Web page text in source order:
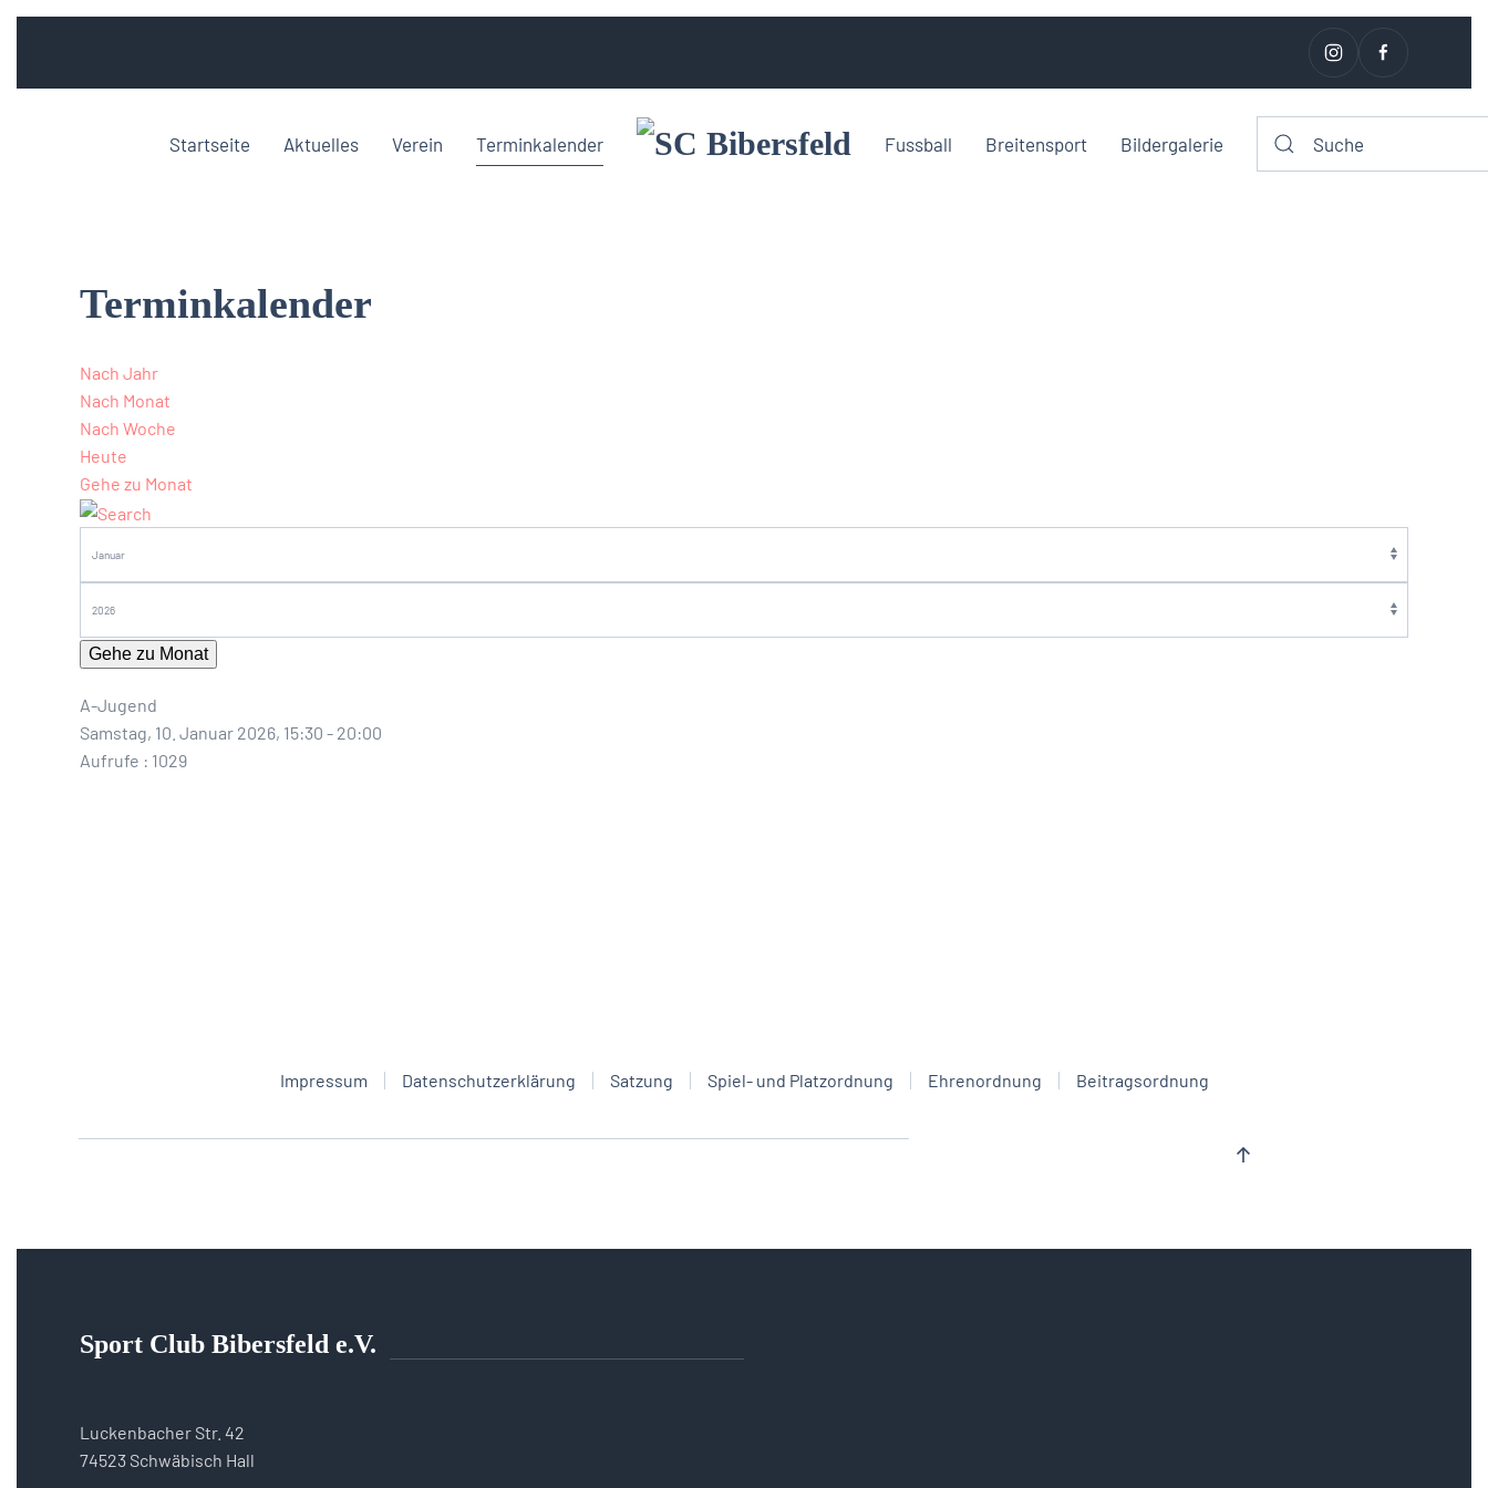
Startseite Aktuelles Verein Terminkalender Fussball Breitensport Bildergalerie
Terminkalender
Nach Jahr
Nach Monat
Nach Woche
Heute
Gehe zu Monat
Gehe zu Monat
A-Jugend
Samstag, 10. Januar 2026, 15:30 - 20:00
Aufrufe : 1029
Impressum Datenschutzerklärung Satzung Spiel- und Platzordnung Ehrenordnung Beitragsordnung
Sport Club Bibersfeld e.V.
Luckenbacher Str. 42
74523 Schwäbisch Hall